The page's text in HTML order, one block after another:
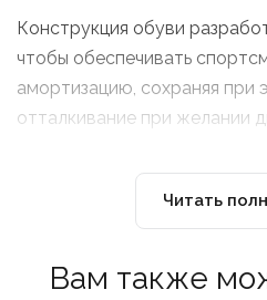
Конструкция обуви
чтобы обеспечивать
амортизацию, сохраняя при
отталкивание при желании
Читать
Вам также